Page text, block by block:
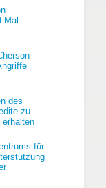
Mal
des
zu
für